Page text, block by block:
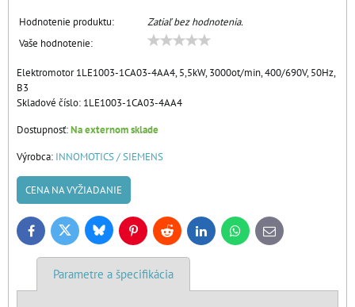
Hodnotenie produktu:
Zatiaľ bez hodnotenia.
Vaše hodnotenie:
Elektromotor 1LE1003-1CA03-4AA4, 5,5kW, 3000ot/min, 400/690V, 50Hz,
B3
Skladové číslo: 1LE1003-1CA03-4AA4
Dostupnosť:Na externom sklade
Výrobca: INNOMOTICS / SIEMENS
CENA NA VYŽIADANIE
FacebookTwitter BlueskyPinterestReddit LinkedInWhatsApp
E-
mail
Parametre a špecifikácia